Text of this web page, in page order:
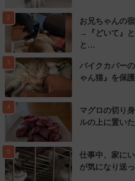
2
お兄ちゃんの
→『どいて』
と…
3
バイクカバー
ゃん猫』を保
4
マグロの切り
ルの上に置い
5
仕事中、家に
が気になり送